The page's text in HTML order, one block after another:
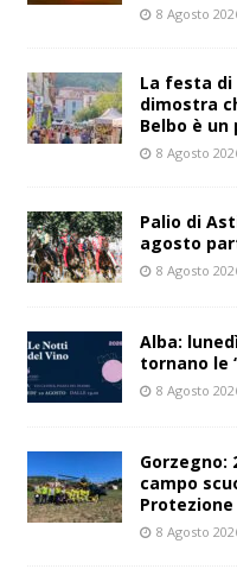
8 Agosto
La festa di
dimostra
Belbo è
8 Agosto
Palio di
agosto
8 Agosto
Alba:
tornano le
8 Agosto
Gorzegno:
campo
Protezione
8 Agosto